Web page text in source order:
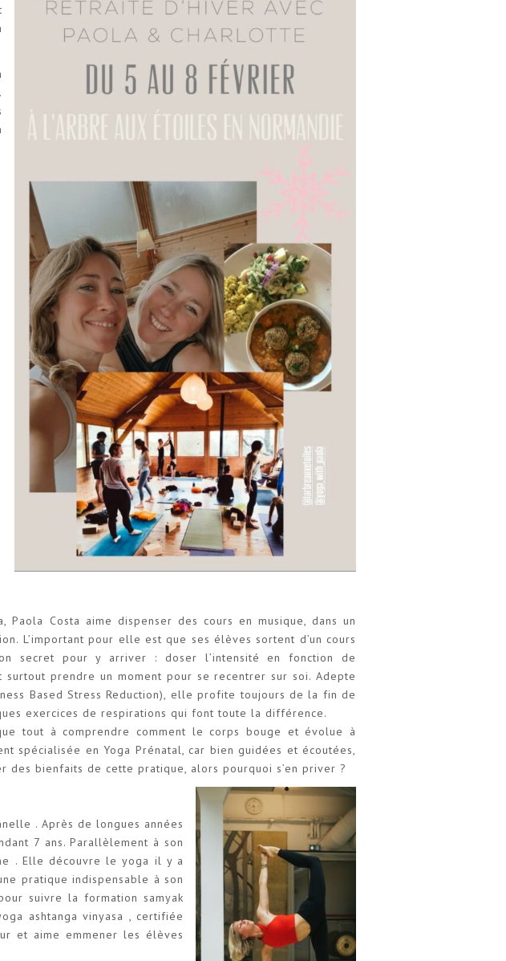
Paola Costa aime dispenser des cours en musique, dans un
L’important pour elle est que ses élèves sortent d’un cours
secret pour y arriver : doser l’intensité en fonction de
surtout prendre un moment pour se recentrer sur soi. Adepte
Based Stress Reduction), elle profite toujours de la fin de
exercices de respirations qui font toute la différence.
tout à comprendre comment le corps bouge et évolue à
spécialisée en Yoga Prénatal, car bien guidées et écoutées,
des bienfaits de cette pratique, alors pourquoi s’en priver ?
. Après de longues années
7 ans. Parallèlement à son
. Elle découvre le yoga il y a
pratique indispensable à son
suivre la formation samyak
ashtanga vinyasa , certifiée
et aime emmener les élèves